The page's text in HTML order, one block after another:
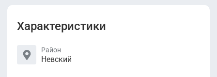
Характеристики
Район
Невский